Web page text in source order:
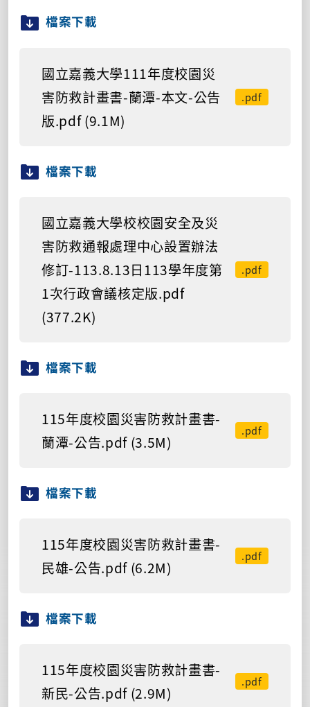
檔案下載
國立嘉義大學111年度校園災
害防救計畫書-蘭潭-本文-公告
版.pdf (9.1M)
.pdf
檔案下載
國立嘉義大學校校園安全及災
害防救通報處理中心設置辦法
修訂-113.8.13日113學年度第
1次行政會議核定版.pdf
(377.2K)
.pdf
檔案下載
115年度校園災害防救計畫書-
蘭潭-公告.pdf (3.5M)
.pdf
檔案下載
115年度校園災害防救計畫書-
民雄-公告.pdf (6.2M)
.pdf
檔案下載
115年度校園災害防救計畫書-
新民-公告.pdf (2.9M)
.pdf